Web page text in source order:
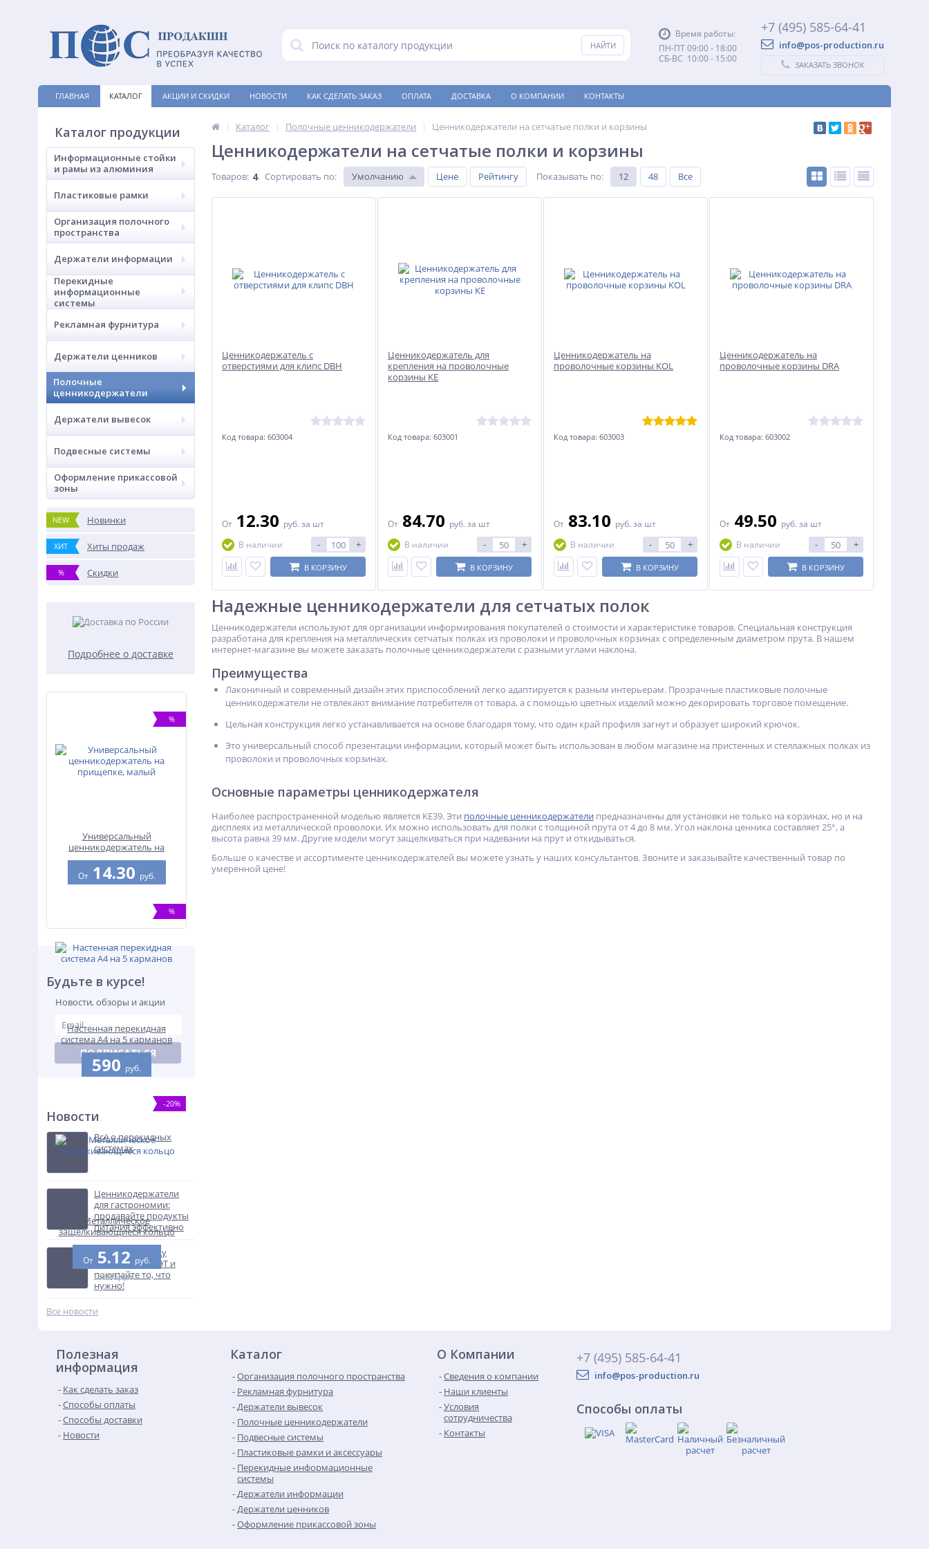
Время работы:
ПН-ПТ 09:00 - 18:00
СБ-ВС 10:00 - 15:00
+7 (495) 585-64-41
info@pos-production.ru
ЗАКАЗАТЬ ЗВОНОК
ГЛАВНАЯ КАТАЛОГ АКЦИИ И СКИДКИ НОВОСТИ КАК СДЕЛАТЬ ЗАКАЗ ОПЛАТА ДОСТАВКА О КОМПАНИИ КОНТАКТЫ
Каталог продукции
Информационные стойки
и рамы из алюминия
Пластиковые рамки
Организация полочного
пространства
Держатели информации
Перекидные
информационные
системы
Рекламная фурнитура
Держатели ценников
Полочные
ценникодержатели
Держатели вывесок
Подвесные системы
Оформление прикассовой
зоны
NEW Новинки
ХИТ Хиты продаж
% Скидки
Подробнее о доставке
%
Универсальный
ценникодержатель на
прищепке, малый
От14.30 руб.
%
Настенная перекидная
система А4 на 5 карманов
590 руб.
-20%
Металлическое
защелкивающиеся кольцо
От5.12 руб.
6.40 руб.
Будьте в курсе!
Новости, обзоры и акции
ПОДПИСАТЬСЯ
Новости
Всё о перекидных
системах
Ценникодержатели
для гастрономии:
продавайте продукты
питания эффективно
Узнайте разницу
между ПВХ и ПЭТ и
покупайте то, что
нужно!
Все новости
Каталог Полочные ценникодержатели Ценникодержатели на сетчатые полки и корзины
Ценникодержатели на сетчатые полки и корзины
Товаров: 4 Сортировать по: Умолчанию Цене Рейтингу Показывать по: 12 48 Все
Ценникодержатель с
отверстиями для клипс DBH
Код товара: 603004
От 12.30 руб. за шт
В наличии
- +
В КОРЗИНУ
Ценникодержатель для
крепления на проволочные
корзины KE
Код товара: 603001
От 84.70 руб. за шт
В наличии
- +
В КОРЗИНУ
Ценникодержатель на
проволочные корзины KOL
Код товара: 603003
От 83.10 руб. за шт
В наличии
- +
В КОРЗИНУ
Ценникодержатель на
проволочные корзины DRA
Код товара: 603002
От 49.50 руб. за шт
В наличии
- +
В КОРЗИНУ
Надежные ценникодержатели для сетчатых полок
Ценникодержатели используют для организации информирования покупателей о стоимости и характеристике товаров. Специальная конструкция
разработана для крепления на металлических сетчатых полках из проволоки и проволочных корзинах с определенным диаметром прута. В нашем
интернет-магазине вы можете заказать полочные ценникодержатели с разными углами наклона.
Преимущества
Лаконичный и современный дизайн этих приспособлений легко адаптируется к разным интерьерам. Прозрачные пластиковые полочные
ценникодержатели не отвлекают внимание потребителя от товара, а с помощью цветных изделий можно декорировать торговое помещение.
Цельная конструкция легко устанавливается на основе благодаря тому, что один край профиля загнут и образует широкий крючок.
Это универсальный способ презентации информации, который может быть использован в любом магазине на пристенных и стеллажных полках из
проволоки и проволочных корзинах.
Основные параметры ценникодержателя
Наиболее распространенной моделью является KE39. Эти полочные ценникодержатели предназначены для установки не только на корзинах, но и на
дисплеях из металлической проволоки. Их можно использовать для полки с толщиной прута от 4 до 8 мм. Угол наклона ценника составляет 25°, а
высота равна 39 мм. Другие модели могут защелкиваться при надевании на прут и откидываться.
Больше о качестве и ассортименте ценникодержателей вы можете узнать у наших консультантов. Звоните и заказывайте качественный товар по
умеренной цене!
Полезная
информация
Как сделать заказ
Способы оплаты
Способы доставки
Новости
Каталог
Организация полочного пространства
Рекламная фурнитура
Держатели вывесок
Полочные ценникодержатели
Подвесные системы
Пластиковые рамки и аксессуары
Перекидные информационные
системы
Держатели информации
Держатели ценников
Оформление прикассовой зоны
О Компании
Сведения о компании
Наши клиенты
Условия
сотрудничества
Контакты
+7 (495) 585-64-41
info@pos-production.ru
Способы оплаты